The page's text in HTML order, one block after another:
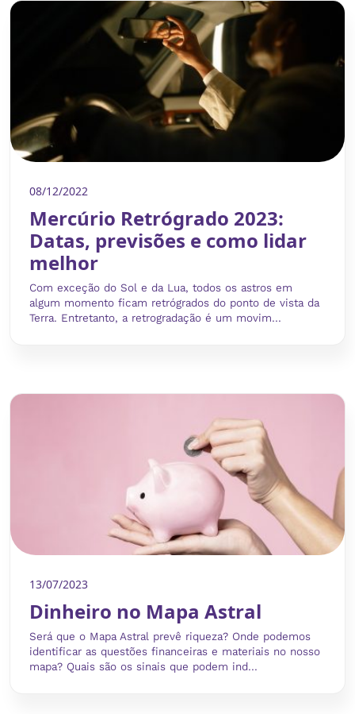
08/12/2022
Mercúrio Retrógrado 2023:
Datas, previsões e como lidar
melhor
Com exceção do Sol e da Lua, todos os astros em
algum momento ficam retrógrados do ponto de vista da
Terra. Entretanto, a retrogradação é um movim...
13/07/2023
Dinheiro no Mapa Astral
Será que o Mapa Astral prevê riqueza? Onde podemos
identificar as questões financeiras e materiais no nosso
mapa? Quais são os sinais que podem ind...